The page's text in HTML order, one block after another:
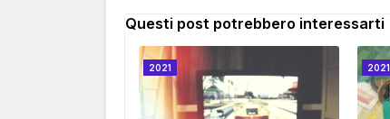
Questi post potrebbero interessarti
2021 2021